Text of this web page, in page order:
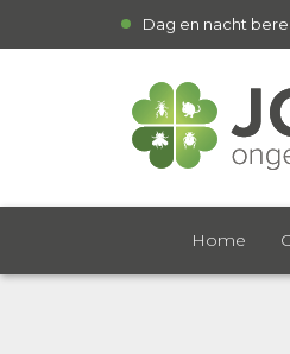
Dag en nacht
Home